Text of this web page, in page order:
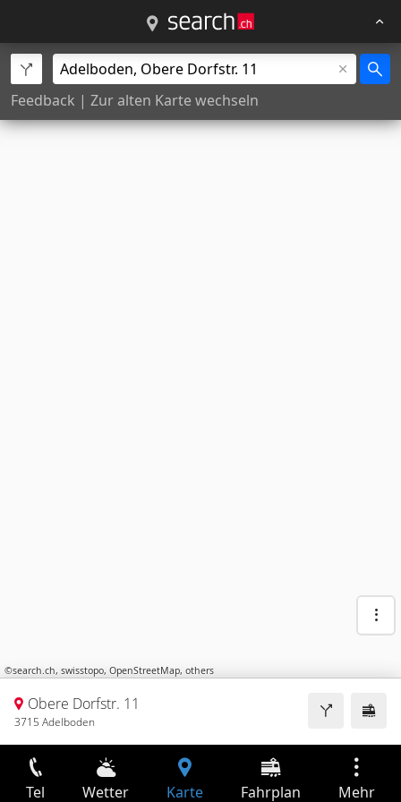
Feedback | Zur alten Karte wechseln
©search.ch, swisstopo, OpenStreetMap, others
Obere Dorfstr. 11
3715 Adelboden
Tel Wetter Karte Fahrplan Mehr